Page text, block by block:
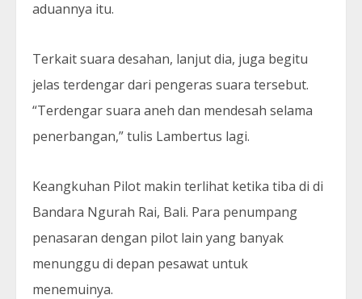
aduannya itu.
Terkait suara desahan, lanjut dia, juga begitu
jelas terdengar dari pengeras suara tersebut.
“Terdengar suara aneh dan mendesah selama
penerbangan,” tulis Lambertus lagi.
Keangkuhan Pilot makin terlihat ketika tiba di di
Bandara Ngurah Rai, Bali. Para penumpang
penasaran dengan pilot lain yang banyak
menunggu di depan pesawat untuk
menemuinya.